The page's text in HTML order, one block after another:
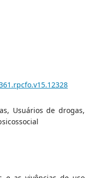
Usuários de drogas,